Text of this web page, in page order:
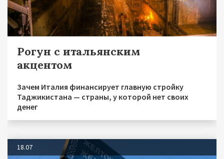
Рогун с итальянским
акцентом
Зачем Италия финансирует главную стройку
Таджикистана — страны, у которой нет своих
денег
18.07